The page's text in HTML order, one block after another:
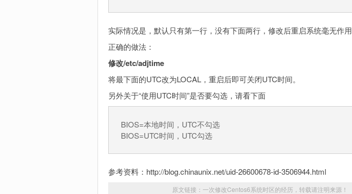
实际情况是，默认只有第一行，没有下面两行，修改后重启系统毫无作用
正确的做法：
修改/etc/adjtime
将最下面的UTC改为LOCAL，重启后即可关闭UTC时间。
另外关于“使用UTC时间”是否要勾选，请看下面
BIOS=本地时间，UTC不勾选
BIOS=UTC时间，UTC勾选
参考资料：http://blog.chinaunix.net/uid-26600678-id-3506944.html
原文链接： 一次修改Centos6系统时区的经历 ，转载请注明来源！